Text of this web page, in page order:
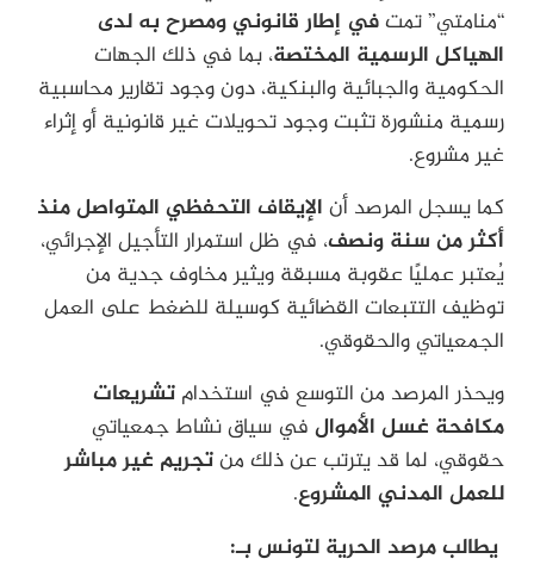
“منامتي” تمتفي إطار قانوني ومصرح به لدى
الهياكل الرسمية المختصة، بما في ذلك الجهات
الحكومية والجبائية والبنكية، دون وجود تقارير محاسبية
رسمية منشورة تثبت وجود تحويلات غير قانونية أو إثراء
غير مشروع.
كما يسجل المرصد أن الإيقاف التحفظي المتواصل منذ
أكثر من سنة ونصف، في ظل استمرار التأجيل الإجرائي،
يُعتبر عمليًا عقوبة مسبقة ويثير مخاوف جدية من
توظيف التتبعات القضائية كوسيلة للضغط على العمل
الجمعياتي والحقوقي.
ويحذر المرصد من التوسع في استخدام تشريعات
مكافحة غسل الأموال في سياق نشاط جمعياتي
حقوقي، لما قد يترتب عن ذلك منتجريم غير مباشر
للعمل المدني المشروع.
يطالب مرصد الحرية لتونس بـ: